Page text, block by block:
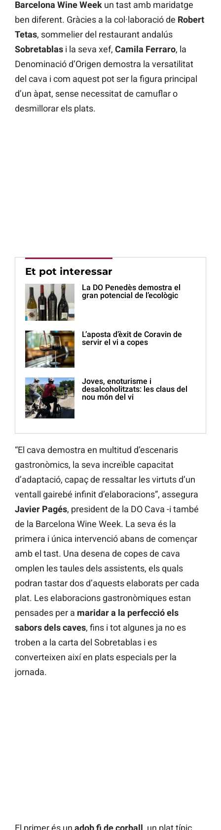
Barcelona Wine Week un tast amb maridatge
ben diferent. Gràcies a la col·laboració de Robert
Tetas, sommelier del restaurant andalús
Sobretablas i la seva xef, Camila Ferraro, la
Denominació d’Origen demostra la versatilitat
del cava i com aquest pot ser la figura principal
d’un àpat, sense necessitat de camuflar o
desmillorar els plats.
Et pot interessar
La DO Penedès demostra el
gran potencial de l’ecològic
L’aposta d’èxit de Coravin de
servir el vi a copes
Joves, enoturisme i
desalcoholitzats: les claus del
nou món del vi
“El cava demostra en multitud d’escenaris
gastronòmics, la seva increïble capacitat
d’adaptació, capaç de ressaltar les virtuts d’un
ventall gairebé infinit d’elaboracions”, assegura
Javier Pagés, president de la DO Cava -i també
de la Barcelona Wine Week. La seva és la
primera i única intervenció abans de començar
amb el tast. Una desena de copes de cava
omplen les taules dels assistents, els quals
podran tastar dos d’aquests elaborats per cada
plat. Les elaboracions gastronòmiques estan
pensades per a maridar a la perfecció els
sabors dels caves, fins i tot algunes ja no es
troben a la carta del Sobretablas i es
converteixen així en plats especials per la
jornada.
El primer és un adob fi de corball , un plat típic